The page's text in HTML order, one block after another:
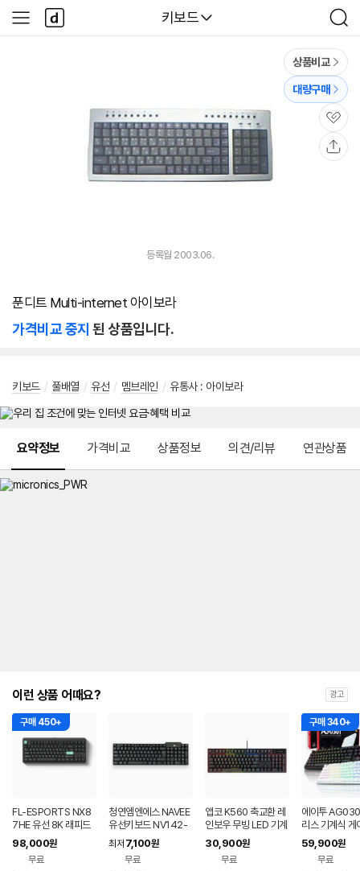
다나와
키보드
검
색
사
이
다
나
와
상품비교
대량구매
관
심
등록월 2003.06.
푼디트 Multi-internet 아이보라
가격비교 중지 된 상품입니다.
키보드 / 풀배열 / 유선 / 멤브레인 / 유통사 : 아이보라
요약정보 가격비교 상품정보 의견/리뷰 연관상품
이런 상품 어때요? 광고
구매 450+
FL-ESPORTS NX8
7HE 유선 8K 래피드
트리거 자석축 키보드
민트 블랙, 저소음스톰
98,000원
무료
청연엠엔에스 NAVEE
유선키보드 NV142-
KB15U 저소음 슬림
블랙
최저 7,100원
무료
앱코 K560 축교환 레
인보우 무빙 LED 기계
식 블랙 (적축)
30,900원
무료
구매 340+
에이투
리스 기계식 게
보드 적축, 갈축
59,900원
무료